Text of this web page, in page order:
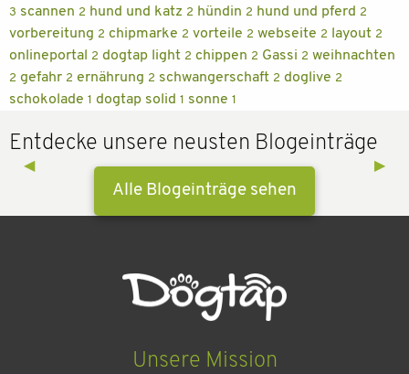
3 scannen 2 hund und katz 2 hündin 2 hund und pferd 2
vorbereitung 2 chipmarke 2 vorteile 2 webseite 2 layout 2
onlineportal 2 dogtap light 2 chippen 2 Gassi 2 weihnachten
2 gefahr 2 ernährung 2 schwangerschaft 2 doglive 2
schokolade 1 dogtap solid 1 sonne 1
Entdecke unsere neusten Blogeinträge
Previous Slide
◀︎ Next
▶︎
Alle Blogeinträge sehen
Unsere Mission